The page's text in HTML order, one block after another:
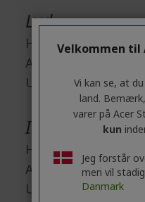
Lyd
Højttalere
Antal højttalere
Udgangsstrøm
Interfaces/
HDMI
Antal HDMI-porte
USB
Velkommen til
Vi kan se, at
land.
varer på Acer
kun
Jeg forstår
men vil
Danmark